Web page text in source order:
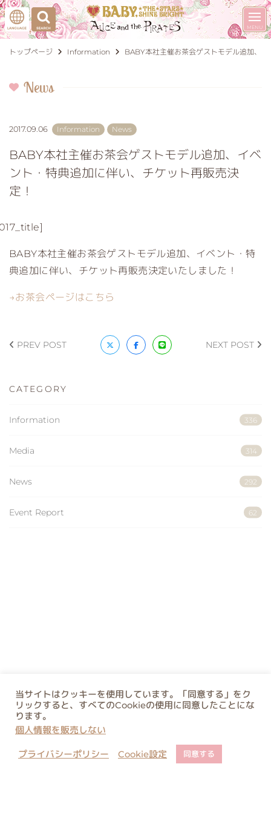
トップページ Information BABY本社主催お茶会ゲストモデル追加、
News
2017.09.06 Information News
BABY本社主催お茶会ゲストモデル追加、イベ
ント・特典追加に伴い、チケット再販売決
定！
BABY本社主催お茶会ゲストモデル追加、イベント・特
典追加に伴い、チケット再販売決定いたしました！
→お茶会ページはこちら
PREV POST NEXT POST
CATEGORY
Information 336
Media 314
News 292
Event Report 62
当サイトはクッキーを使用しています。「同意する」をク
リックすると、すべてのCookieの使用に同意したことにな
ります。
個人情報を販売しない
プライバシーポリシー Cookie設定 同意する